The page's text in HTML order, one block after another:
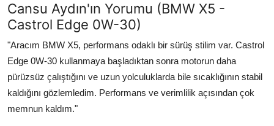
Cansu Aydın'ın Yorumu (BMW X5 -
Castrol Edge 0W-30)
"Aracım BMW X5, performans odaklı bir sürüş stilim var. Castrol
Edge 0W-30 kullanmaya başladıktan sonra motorun daha
pürüzsüz çalıştığını ve uzun yolculuklarda bile sıcaklığının stabil
kaldığını gözlemledim. Performans ve verimlilik açısından çok
memnun kaldım."